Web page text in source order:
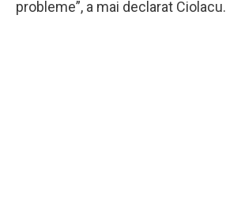
probleme”, a mai declarat Ciolacu.